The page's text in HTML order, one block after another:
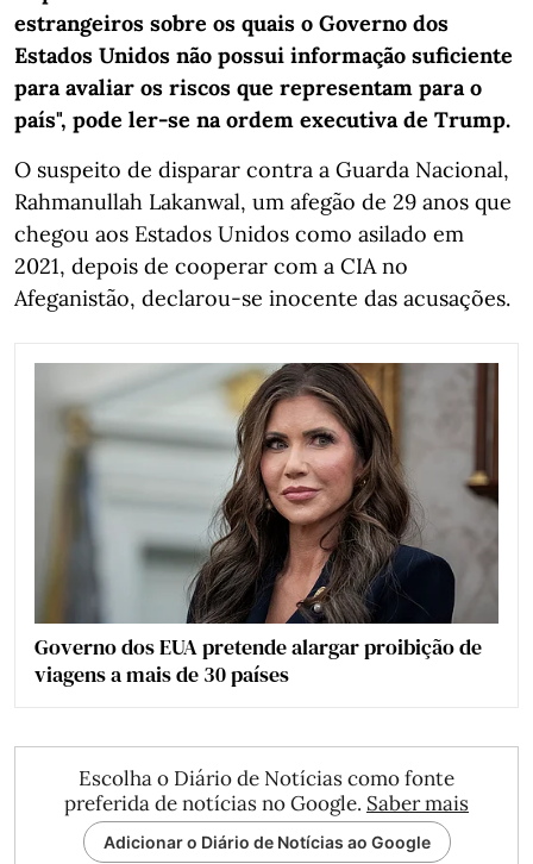
estrangeiros sobre os quais o Governo dos
Estados Unidos não possui informação suficiente
para avaliar os riscos que representam para o
país", pode ler-se na ordem executiva de Trump.
O suspeito de disparar contra a Guarda Nacional,
Rahmanullah Lakanwal, um afegão de 29 anos que
chegou aos Estados Unidos como asilado em
2021, depois de cooperar com a CIA no
Afeganistão, declarou-se inocente das acusações.
Governo dos EUA pretende alargar proibição de
viagens a mais de 30 países
Escolha o Diário de Notícias como fonte
preferida de notícias no Google. Saber mais
Adicionar o Diário de Notícias ao Google